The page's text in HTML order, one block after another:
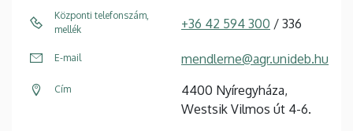
Központi telefonszám,
mellék
+36 42 594 300 / 336
E-mail mendlerne@agr.unideb.hu
Cím
4400 Nyíregyháza,
Westsik Vilmos út 4-6.